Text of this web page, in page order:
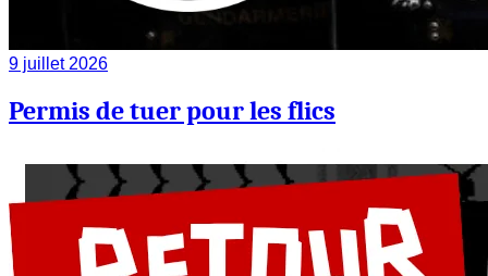
9 juillet 2026
Permis de tuer pour les flics